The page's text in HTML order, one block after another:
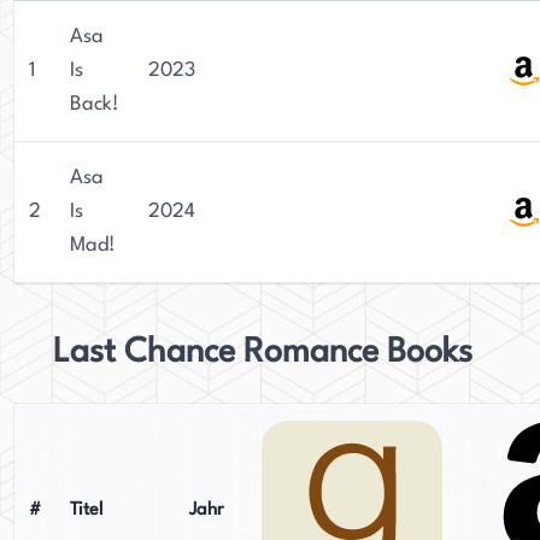
1
Asa
Is
Back!
2023
2
Asa
Is
Mad!
2024
Last Chance Romance Books
# Titel Jahr